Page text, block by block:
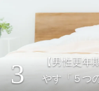
3
【男性更
やす「５つ